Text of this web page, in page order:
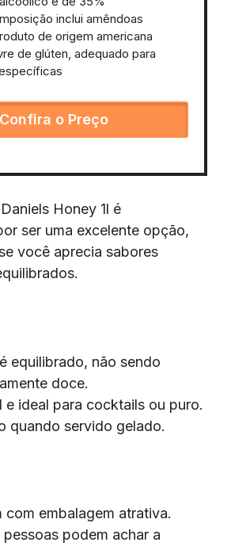
inclui amêndoas
de origem americana
de glúten, adequado para
Confira o Preço
Honey 1l é
ser uma excelente opção,
você aprecia sabores
equilibrado, não sendo
doce.
e ideal para cocktails ou puro.
quando servido gelado.
com embalagem atrativa.
pessoas podem achar a